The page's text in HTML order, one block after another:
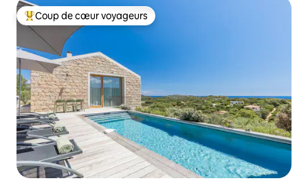
Coups de cœur voyageurs les plus appréciés
Coup de cœur voyageurs